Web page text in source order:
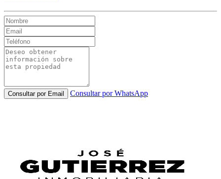
Consultar por Email Consultar por WhatsApp